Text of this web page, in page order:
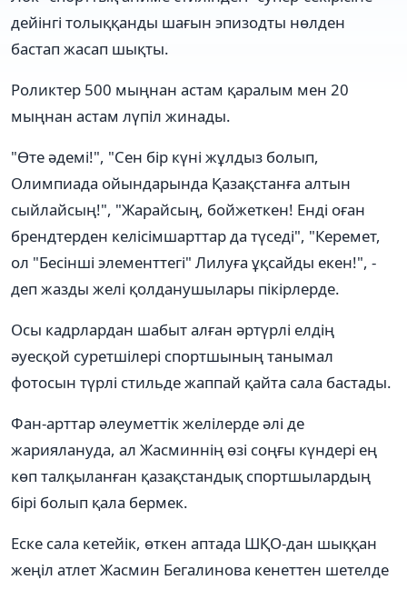
дейінгі толыққанды шағын эпизодты нөлден
бастап жасап шықты.
Роликтер 500 мыңнан астам қаралым мен 20
мыңнан астам лүпіл жинады.
"Өте әдемі!", "Сен бір күні жұлдыз болып,
Олимпиада ойындарында Қазақстанға алтын
сыйлайсың!", "Жарайсың, бойжеткен! Енді оған
брендтерден келісімшарттар да түседі", "Керемет,
ол "Бесінші элементтегі" Лилуға ұқсайды екен!", -
деп жазды желі қолданушылары пікірлерде.
Осы кадрлардан шабыт алған әртүрлі елдің
әуесқой суретшілері спортшының танымал
фотосын түрлі стильде жаппай қайта сала бастады.
Фан-арттар әлеуметтік желілерде әлі де
жариялануда, ал Жасминнің өзі соңғы күндері ең
көп талқыланған қазақстандық спортшылардың
бірі болып қала бермек.
Еске сала кетейік, өткен аптада ШҚО-дан шыққан
жеңіл атлет Жасмин Бегалинова кенеттен шетелде